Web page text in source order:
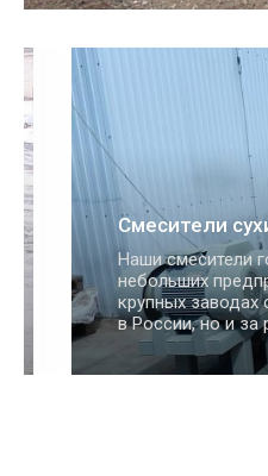
Дозаторы
для сыпучих
цемент, песок,